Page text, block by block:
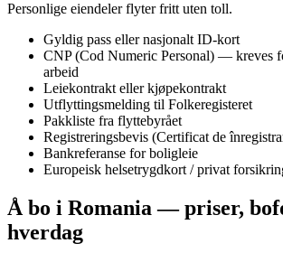
Personlige eiendeler flyter fritt uten toll.
Gyldig pass eller nasjonalt ID-kort
CNP (Cod Numeric Personal) — kreves
arbeid
Leiekontrakt eller kjøpekontrakt
Utflyttingsmelding til Folkeregisteret
Pakkliste fra flyttebyrået
Registreringsbevis (Certificat de
Bankreferanse for boligleie
Europeisk helsetrygdkort / privat
Å bo i Romania — priser,
hverdag